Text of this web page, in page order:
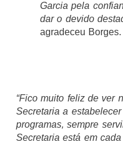
Garcia pela
dar o devido
agradeceu Borges.
“Fico muito feliz de ver
Secretaria a
programas, sempre
Secretaria está em